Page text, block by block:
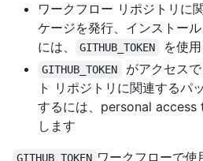
ワークフロー リポジトリに
ケージを発行、インストー
には、
GITHUB_TOKEN を使用
GITHUB_TOKEN
がアクセス
ト リポジトリに関連するパ
するには、personal
します
GITHUB_TOKEN ワークフローで